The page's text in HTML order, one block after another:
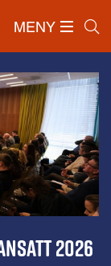
MENY
2026